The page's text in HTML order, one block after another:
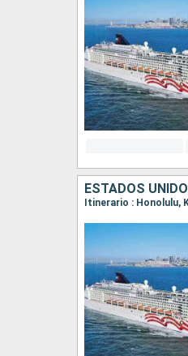
ESTADOS
Itinerario : Honolulu,